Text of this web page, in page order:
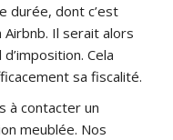
durée, dont c’est
Il serait alors
Cela
sa fiscalité.
à contacter un
meublée. Nos